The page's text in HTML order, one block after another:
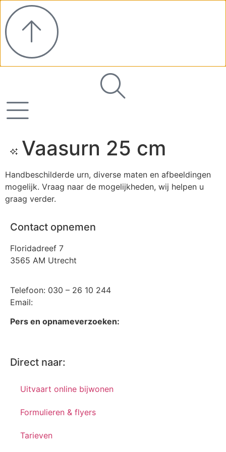
Direct naar:
Gedenkboetiek
Muziekboek
Vaasurn 25 cm
Handbeschilderde urn, diverse maten en afbeeldingen
mogelijk. Vraag naar de mogelijkheden, wij helpen u
graag verder.
Contact opnemen
Floridadreef 7
3565 AM Utrecht
Telefoon: 030 – 26 10 244
Email:
Pers en opnameverzoeken:
Direct naar:
Uitvaart online bijwonen
Formulieren & flyers
Tarieven